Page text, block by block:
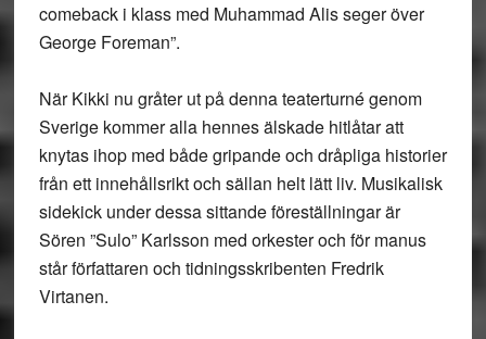
comeback i klass med Muhammad Alis seger över
George Foreman”.
När Kikki nu gråter ut på denna teaterturné genom
Sverige kommer alla hennes älskade hitlåtar att
knytas ihop med både gripande och dråpliga historier
från ett innehållsrikt och sällan helt lätt liv. Musikalisk
sidekick under dessa sittande föreställningar är
Sören ”Sulo” Karlsson med orkester och för manus
står författaren och tidningsskribenten Fredrik
Virtanen.